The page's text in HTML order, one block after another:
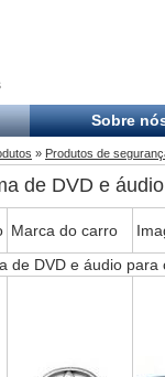
Sobre
» Produtos de
de DVD e
Marca do carro
de DVD e áudio para